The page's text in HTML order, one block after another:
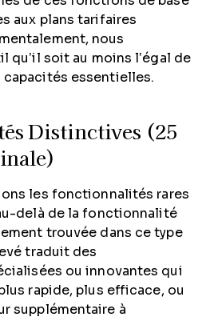
aux plans tarifaires
nous
qu’il soit au moins l’égal de
essentielles.
Distinctives (25
les fonctionnalités rares
delà de la fonctionnalité
trouvée dans ce type
traduit des
ou innovantes qui
rapide, plus efficace, ou
supplémentaire à